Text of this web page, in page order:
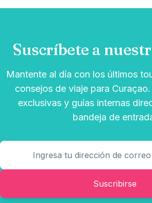
Suscríbete a
Mantente al día con los últimos
consejos de viaje para
exclusivas y guías internas
bandeja de
Suscribirse